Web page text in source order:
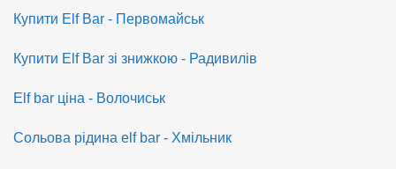
Купити Elf Bar - Первомайськ
Купити Elf Bar зі знижкою - Радивилів
Elf bar ціна - Волочиськ
Сольова рідина elf bar - Хмільник